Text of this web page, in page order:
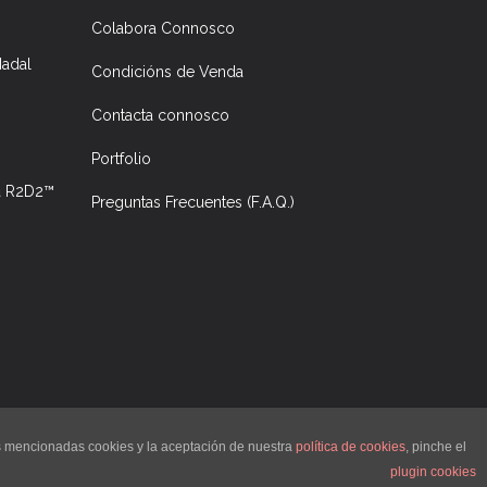
R2D2™
Colabora Connosco
Condicións de Venda
Contacta connosco
Portfolio
Preguntas Frecuentes (F.A.Q.)
cookies y la aceptación de nuestra política de cookies, pinche el
plugin cookies